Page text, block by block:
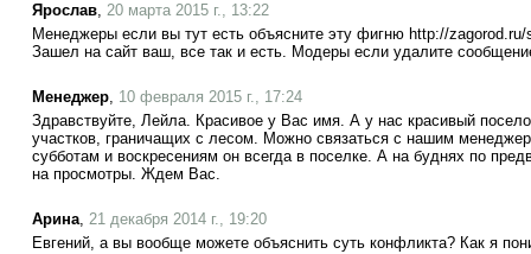
Ярослав, 20 марта 2015 г., 13:22
Менеджеры если вы тут есть объясните эту фигню http://
Зашел на сайт ваш, все так и есть. Модеры если удалите
Менеджер, 10 февраля 2015 г., 17:24
Здравствуйте, Лейла. Красивое у Вас имя. А у нас красивый
участков, граничащих с лесом. Можно связаться с нашим
субботам и воскресениям он всегда в поселке. А на буднях по
на просмотры. Ждем Вас.
Арина, 21 декабря 2014 г., 19:20
Евгений, а вы вообще можете объяснить суть конфликта? Как я